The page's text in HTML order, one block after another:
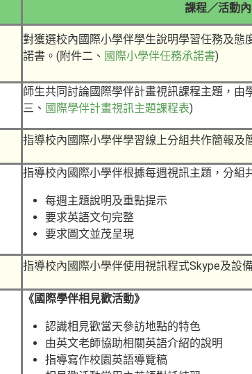
課程／活動
對獲選校內國際小學伴學生說明學習任務及態
諾書。(附件二、 國際小學伴任務承諾書)
師生共同討論國際學伴計畫視訊課程主題，由
三、 國際學伴計畫視訊主題課程表)
指導校內國際小學伴學習線上分組共作簡報及
指導校內國際小學伴根據每週視訊主題，分組
每週主題說明及重點提示
要求英語文句完整
要求圖文並茂呈現
指導校內國際小學伴使用視訊程式Skype及設
《國際學伴相見歡活動》
認識相見歡當天參訪地點的特色
由英文老師協助相關英語介紹的說明
指導寫作校園英語導覽稿